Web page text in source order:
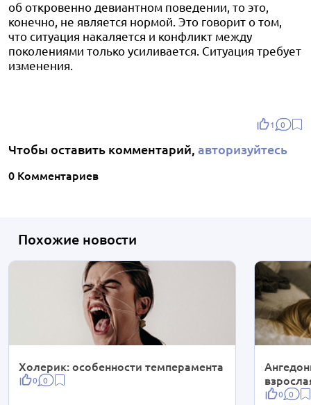
об откровенно девиантном поведении, то это,
конечно, не является нормой. Это говорит о том,
что ситуация накаляется и конфликт между
поколениями только усиливается. Ситуация требует
изменения.
1 0
Чтобы оставить комментарий, авторизуйтесь
0 Комментариев
Похожие новости
Холерик: особенности темперамента
0 0
0 0